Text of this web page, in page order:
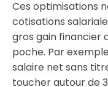
Ces optimisations
cotisations
gros gain financier
poche. Par
salaire net sans
toucher autour de